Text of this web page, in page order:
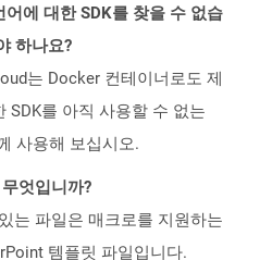
어에 대한 SDK를 찾을 수 없습
하나요?
는 Docker 컨테이너로도 제
SDK를 아직 사용할 수 없는
사용해 보십시오.
엇입니까?
는 파일은 매크로를 지원하는
템플릿 파일입니다.